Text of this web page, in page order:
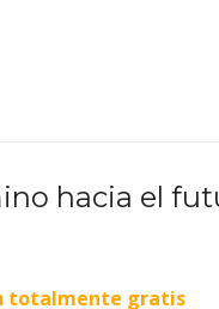
hacia el
totalmente gratis